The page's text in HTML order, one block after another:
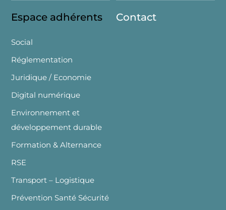
Espace adhérents
Social
Réglementation
Juridique / Economie
Digital numérique
Environnement et
développement durable
Formation & Alternance
RSE
Transport – Logistique
Prévention Santé Sécurité
Contact